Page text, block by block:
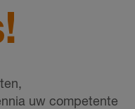
uw competente